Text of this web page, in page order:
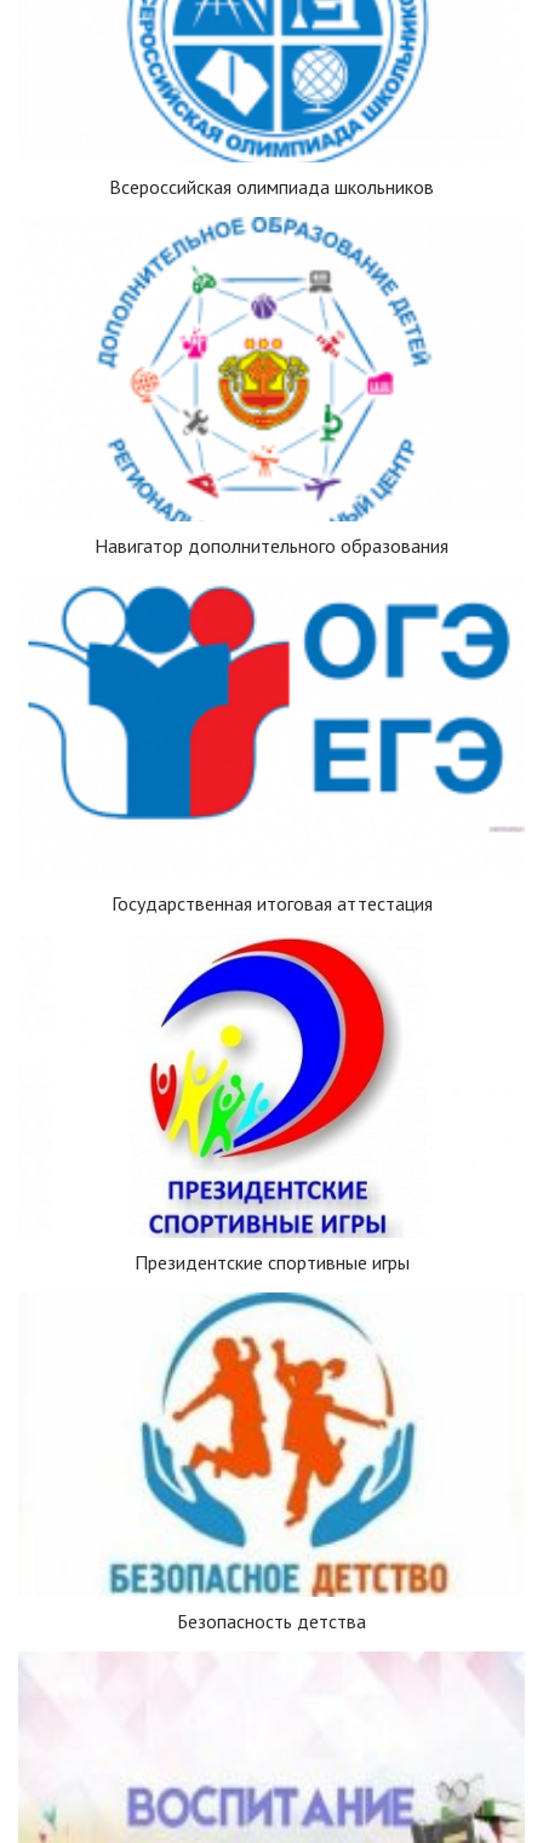
Всероссийская олимпиада школьников
Навигатор дополнительного образования
Государственная итоговая аттестация
Президентские спортивные игры
Безопасность детства